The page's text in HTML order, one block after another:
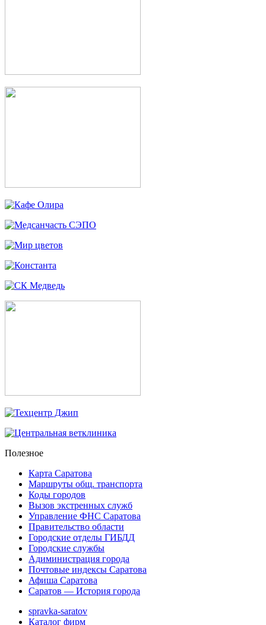
Полезное
Карта Саратова
Маршруты общ. транспорта
Коды городов
Вызов экстренных служб
Управление ФНС Саратова
Правительство области
Городские отделы ГИБДД
Городские службы
Адиминистрация города
Почтовые индексы Саратова
Афиша Саратова
Саратов — История города
spravka-saratov
Каталог фирм